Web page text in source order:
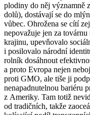
plodiny do něj významně
dolů), dostávají se do
vůbec. Ohrožena se cítí
nepovažuje jen za
krajinu, upevňovalo
i posilovalo národní
rolník dosáhnout
a proto Evropa nejen
proti GMO, ale tiše ji
nenapadnutelnou bariéru
z Ameriky. Tam totiž
od tradičních, takže